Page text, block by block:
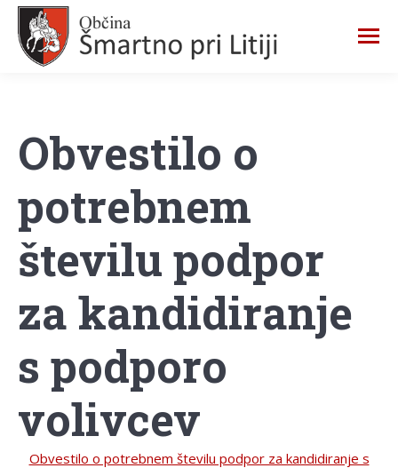
Obvestilo o
potrebnem
številu podpor
za kandidiranje
s podporo
volivcev
Obvestilo o potrebnem številu podpor za kandidiranje s